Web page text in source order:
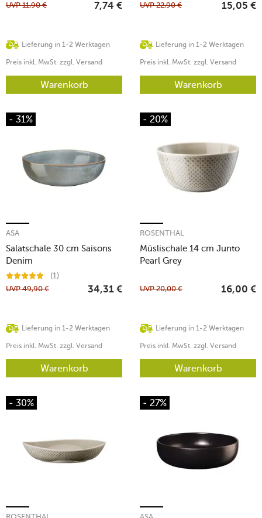
Lieferung in 1-2 Werktagen
UVP11,90 € 7,74 €
Preis inkl. MwSt. zzgl. Versand
Warenkorb
Lieferung in 1-2 Werktagen
UVP22,90 € 15,05 €
Preis inkl. MwSt. zzgl. Versand
Warenkorb
- 31%
Salatschale 30 cm Saisons
Denim
ASA
(1)
Lieferung in 1-2 Werktagen
UVP49,90 € 34,31 €
Preis inkl. MwSt. zzgl. Versand
Warenkorb
- 20%
Müslischale 14 cm Junto
Pearl Grey
ROSENTHAL
Lieferung in 1-2 Werktagen
UVP20,00 € 16,00 €
Preis inkl. MwSt. zzgl. Versand
Warenkorb
- 30% - 27%